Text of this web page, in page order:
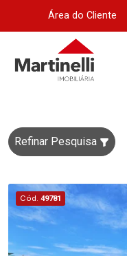
Área do Cliente
Refinar Pesquisa
Cód. 49781